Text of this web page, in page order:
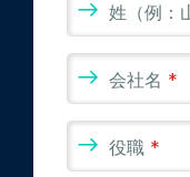
姓（例：
会社名 *
役職 *